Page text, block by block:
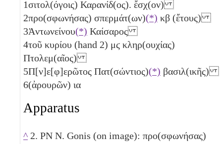
1σιτολ(όγοις) Καρανίδ(ος). ἔσχ(ον)
2προ(σφωνήσας) σπερμάτ(ων)(*) κβ (ἔτους)
3Ἀντωνείνου(*) Καίσαρος
4τοῦ κυρίου (hand 2) μϛ κληρ(ουχίας)
Πτολεμ(αῖος)
5Π[ν]ε[φ]ερῶτος Πατ(σώντιος)(*) βασιλ(ικῆς)
6(ἀρουρῶν) ια
Apparatus
^ 2. PN N. Gonis (on image): προ(σφωνήσας)